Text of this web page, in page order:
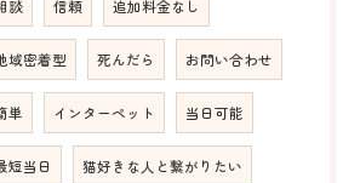
談 信頼 追加料金なし
域密着型 死んだら お問い合わせ
単 インターペット 当日可能
短当日 猫好きな人と繋がりたい